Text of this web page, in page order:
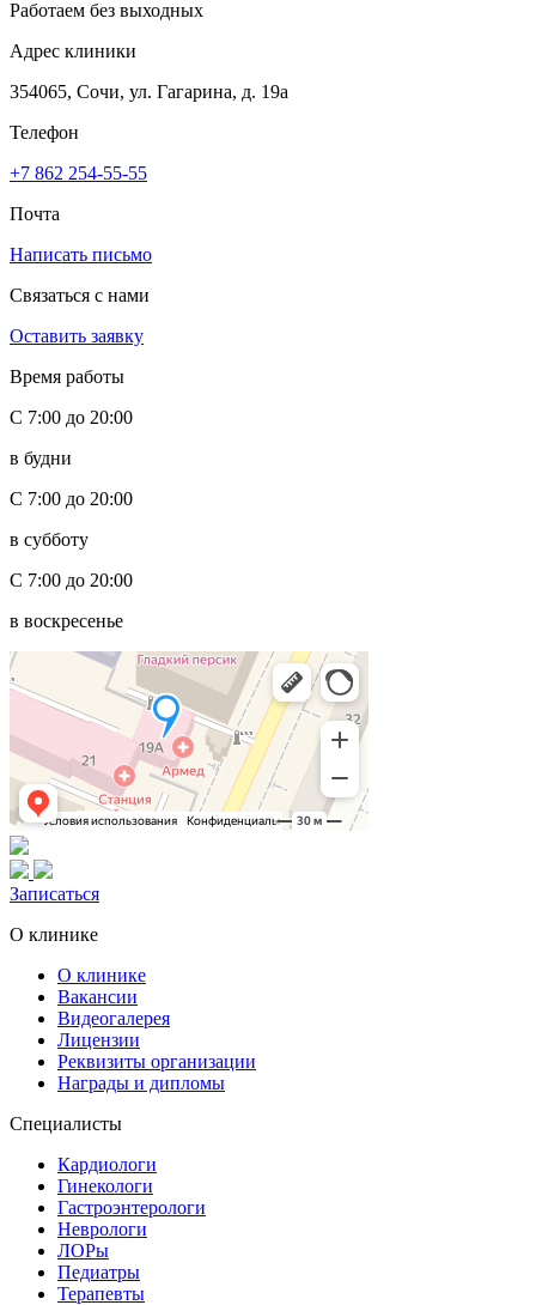
Работаем без выходных
Адрес клиники
354065, Сочи, ул. Гагарина, д. 19а
Телефон
+7 862 254-55-55
Почта
Написать письмо
Связаться с нами
Оставить заявку
Время работы
С 7:00 до 20:00
в будни
С 7:00 до 20:00
в субботу
С 7:00 до 20:00
в воскресенье
Записаться
О клинике
О клинике
Вакансии
Видеогалерея
Лицензии
Реквизиты организации
Награды и дипломы
Специалисты
Кардиологи
Гинекологи
Гастроэнтерологи
Неврологи
ЛОРы
Педиатры
Терапевты